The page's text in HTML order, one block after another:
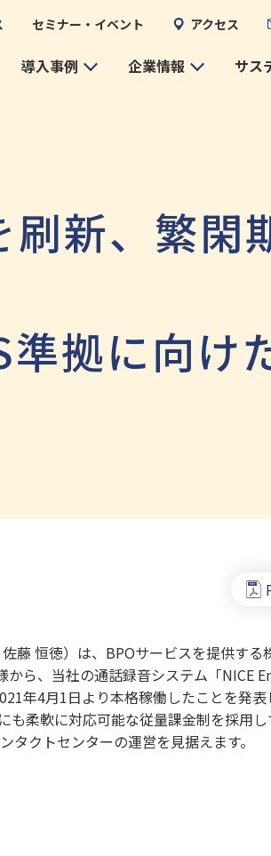
セミナー・イベント アクセス
導入事例 企業情報 サス
新、繁閑
拠に向け
藤 恒徳）は、BPOサービスを提供する
ら、当社の通話録音システム「NICE
年4月1日より本格稼働したことを発表
柔軟に対応可能な従量課金制を採用し
タクトセンターの運営を見据えます。